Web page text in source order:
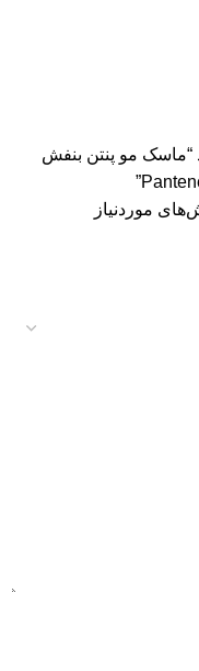
“ماسک مو پنتن بنفش
موردنیاز